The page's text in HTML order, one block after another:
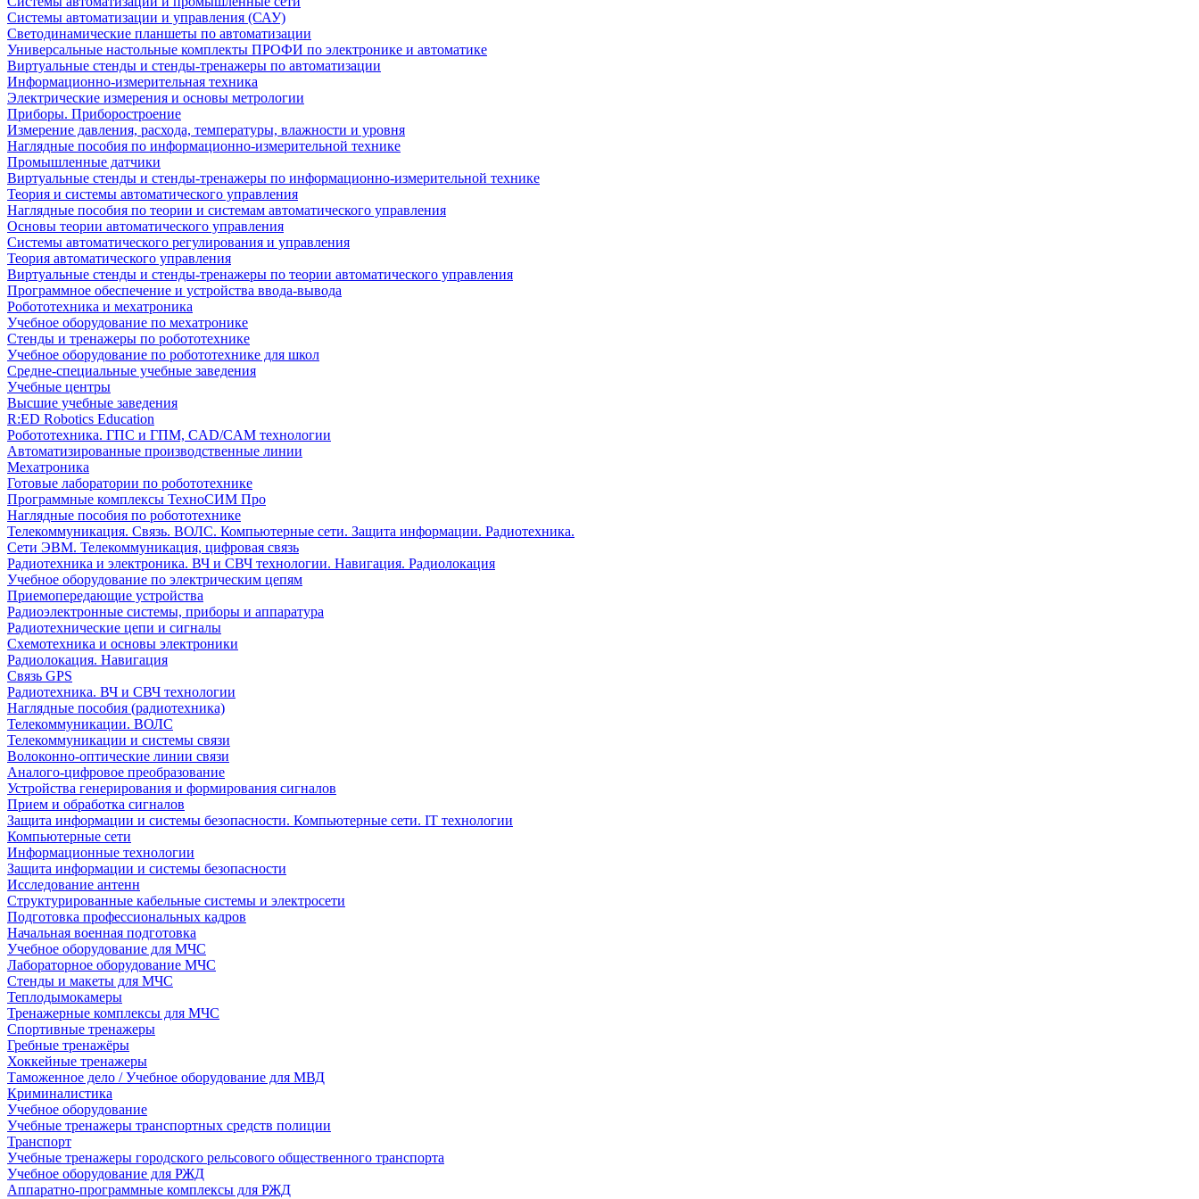
Системы автоматизации и управления (САУ)
Светодинамические планшеты по автоматизации
Универсальные настольные комплекты ПРОФИ по электронике и автоматике
Виртуальные стенды и стенды-тренажеры по автоматизации
Информационно-измерительная техника
Электрические измерения и основы метрологии
Приборы. Приборостроение
Измерение давления, расхода, температуры, влажности и уровня
Наглядные пособия по информационно-измерительной технике
Промышленные датчики
Виртуальные стенды и стенды-тренажеры по информационно-измерительной технике
Теория и системы автоматического управления
Наглядные пособия по теории и системам автоматического управления
Основы теории автоматического управления
Системы автоматического регулирования и управления
Теория автоматического управления
Виртуальные стенды и стенды-тренажеры по теории автоматического управления
Программное обеспечение и устройства ввода-вывода
Робототехника и мехатроника
Учебное оборудование по мехатронике
Стенды и тренажеры по робототехнике
Учебное оборудование по робототехнике для школ
Средне-специальные учебные заведения
Учебные центры
Высшие учебные заведения
R:ED Robotics Education
Робототехника. ГПС и ГПМ, CAD/CAM технологии
Автоматизированные производственные линии
Мехатроника
Готовые лаборатории по робототехнике
Программные комплексы ТехноСИМ Про
Наглядные пособия по робототехнике
Телекоммуникация. Связь. ВОЛС. Компьютерные сети. Защита информации. Радиотехника.
Сети ЭВМ. Телекоммуникация, цифровая связь
Радиотехника и электроника. ВЧ и СВЧ технологии. Навигация. Радиолокация
Учебное оборудование по электрическим цепям
Приемопередающие устройства
Радиоэлектронные системы, приборы и аппаратура
Радиотехнические цепи и сигналы
Схемотехника и основы электроники
Радиолокация. Навигация
Связь GPS
Радиотехника. ВЧ и СВЧ технологии
Наглядные пособия (радиотехника)
Телекоммуникации. ВОЛС
Телекоммуникации и системы связи
Волоконно-оптические линии связи
Аналого-цифровое преобразование
Устройства генерирования и формирования сигналов
Прием и обработка сигналов
Защита информации и системы безопасности. Компьютерные сети. IT технологии
Компьютерные сети
Информационные технологии
Защита информации и системы безопасности
Исследование антенн
Структурированные кабельные системы и электросети
Подготовка профессиональных кадров
Начальная военная подготовка
Учебное оборудование для МЧС
Лабораторное оборудование МЧС
Стенды и макеты для МЧС
Теплодымокамеры
Тренажерные комплексы для МЧС
Спортивные тренажеры
Гребные тренажёры
Хоккейные тренажеры
Таможенное дело / Учебное оборудование для МВД
Криминалистика
Учебное оборудование
Учебные тренажеры транспортных средств полиции
Транспорт
Учебные тренажеры городского рельсового общественного транспорта
Учебное оборудование для РЖД
Аппаратно-программные комплексы для РЖД